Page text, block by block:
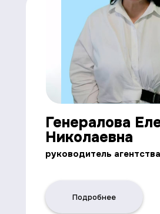
Генералова
Николаевна
руководитель агентства
Подробнее